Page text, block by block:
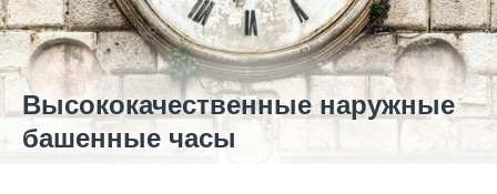
Высококачественные наружные
башенные часы